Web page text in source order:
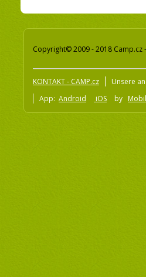
Copyright© 2009 - 2018 Camp.cz
KONTAKT - CAMP.cz Unsere
App: Android iOS by